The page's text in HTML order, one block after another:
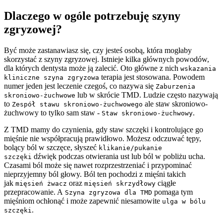
Dlaczego w ogóle potrzebuję szyny
zgryzowej?
Być może zastanawiasz się, czy jesteś osobą, która mogłaby
skorzystać z szyny zgryzowej. Istnieje kilka głównych powodów,
dla których dentysta może ją zalecić. Oto główne z nich wskazania
kliniczne szyna zgryzowa terapia jest stosowana. Powodem
numer jeden jest leczenie czegoś, co nazywa się Zaburzenia
skroniowo-żuchwowe lub w skrócie TMD. Ludzie często nazywają
to Zespół stawu skroniowo-żuchwowego ale staw skroniowo-
żuchwowy to tylko sam staw - Staw skroniowo-żuchwowy.
Z TMD mamy do czynienia, gdy staw szczęki i kontrolujące go
mięśnie nie współpracują prawidłowo. Możesz odczuwać tępy,
bolący ból w szczęce, słyszeć klikanie/pukanie
szczęki dźwięk podczas otwierania ust lub ból w pobliżu ucha.
Czasami ból może się nawet rozprzestrzeniać i przypominać
nieprzyjemny ból głowy. Ból ten pochodzi z mięśni takich
jak mięsień żwacz oraz mięsień skrzydłowy ciągłe
przepracowanie. A Szyna zgryzowa dla TMD pomaga tym
mięśniom ochłonąć i może zapewnić niesamowite ulga w bólu
szczęki.